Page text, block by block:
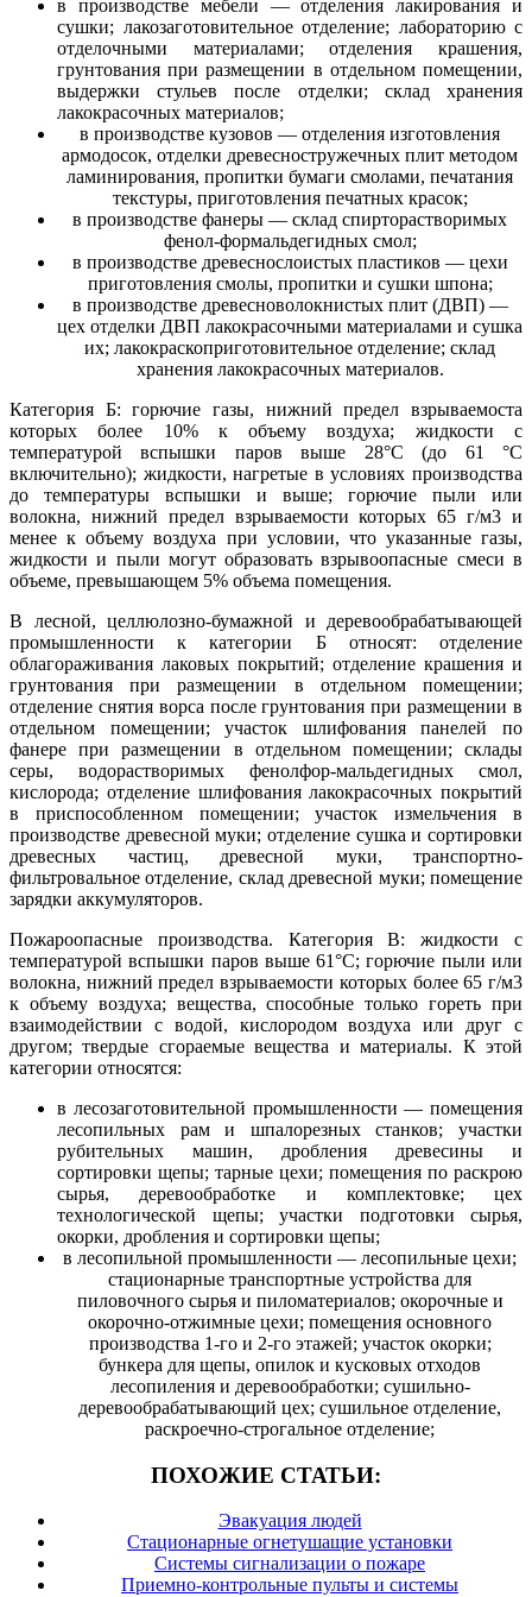
в производстве мебели — отделения лакирования и
сушки; лакозаготовительное отделение; лабораторию с
отделочными материалами; отделения крашения,
грунтования при размеще­нии в отдельном помещении,
выдержки стульев после отделки; склад хранения
лакокрасочных материалов;
в производстве кузовов — отделения изготовления
армодосок, отделки древесностружечных плит методом
ламинирования, пропитки бумаги смолами, печатания
текстуры, приготовления печатных красок;
в производстве фанеры — склад спирторастворимых
фенол-формальдегидных смол;
в производстве древеснослоистых пластиков — цехи
приготовления смолы, пропитки и сушки шпона;
в производстве древесноволокнистых плит (ДВП) —
цех отделки ДВП лакокрасочными материалами и сушка
их; лакокраскоприготовительное отделение; склад
хранения лакокра­сочных материалов.
Категория Б: горючие газы, нижний предел взрываемоста
которых более 10% к объему воздуха; жидкости с
температурой вспышки паров выше 28°С (до 61 °С
включительно); жидкости, нагретые в условиях производства
до температуры вспышки и выше; горючие пыли или
волокна, нижний предел взрываемости которых 65 г/м3 и
менее к объему воздуха при условии, что указанные газы,
жидкости и пыли могут образовать взрывоопасные смеси в
объеме, превышающем 5% объема помещения.
В лесной, целлюлозно-бумажной и деревообрабатывающей
промышленности к категории Б относят: отделение
облагораживания лаковых покрытий; отделение крашения и
грунтования при размещении в отдельном помещении;
отделение снятия ворса после грунтования при размещении в
отдельном помещении; участок шлифования панелей по
фанере при размещении в отдельном помещении; склады
серы, водорастворимых фенолфор-мальдегидных смол,
кислорода; отделение шлифования лакокрасочных покрытий
в приспособленном помещении; участок измельчения в
производстве древесной муки; отделение сушка и сортировки
древесных частиц, древесной муки, транспортно-
фильтровальное отделение, склад древесной муки; помещение
зарядки аккумуляторов.
Пожароопасные производства. Категория В: жидкости с
температурой вспышки паров выше 61°С; горючие пыли или
волокна, нижний предел взрываемости которых более 65 г/м3
к объему воздуха; вещества, способные только гореть при
взаимодействии с водой, кислородом воздуха или друг с
другом; твердые сгораемые вещества и материалы. К этой
категории относятся:
в лесозаготовительной промышленности — помещения
лесопильных рам и шпалорезных станков; участки
рубительных машин, дробления древесины и
сортировки щепы; тарные цехи; помещения по раскрою
сырья, деревообработке и комплектовке; цех
технологической щепы; участки подготовки сырья,
окорки, дробления и сортировки щепы;
в лесопильной промышленности — лесопильные цехи;
стационарные транспортные устройства для
пиловочного сырья и пиломатериалов; окорочные и
окорочно-отжимные цехи; помещения основного
производства 1-го и 2-го этажей; участок окорки;
бункера для щепы, опилок и кусковых отходов
лесопиления и деревообработки; сушильно-
деревообрабатывающий цех; сушильное отделение,
раскроечно-строгальное отделение;
ПОХОЖИЕ СТАТЬИ:
Эвакуация людей
Стационарные огнетушащие установки
Системы сигнализации о пожаре
Приемно-контрольные пульты и системы